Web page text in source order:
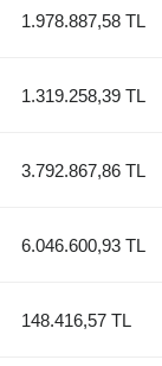
1.978.887,58 TL
1.319.258,39 TL
3.792.867,86 TL
6.046.600,93 TL
148.416,57 TL